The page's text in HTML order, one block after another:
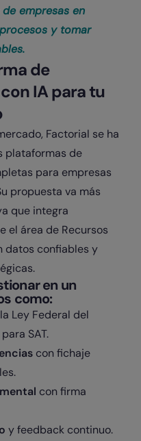
empresas en
y tomar
de
IA para tu
Factorial se ha
plataformas de
para empresas
propuesta va más
que integra
el área de Recursos
datos confiables y
en un
como:
Ley Federal del
SAT.
con fichaje
con firma
y feedback continuo.